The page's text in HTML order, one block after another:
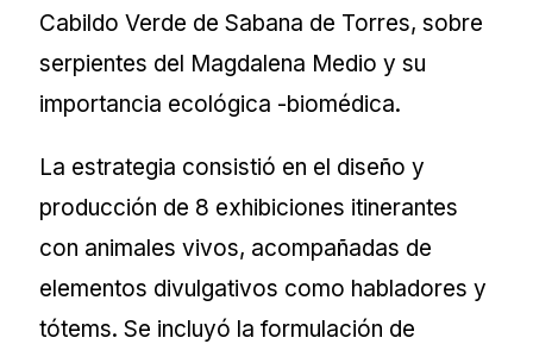
Cabildo Verde de Sabana de Torres, sobre
serpientes del Magdalena Medio y su
importancia ecológica -biomédica.
La estrategia consistió en el diseño y
producción de 8 exhibiciones itinerantes
con animales vivos, acompañadas de
elementos divulgativos como habladores y
tótems. Se incluyó la formulación de